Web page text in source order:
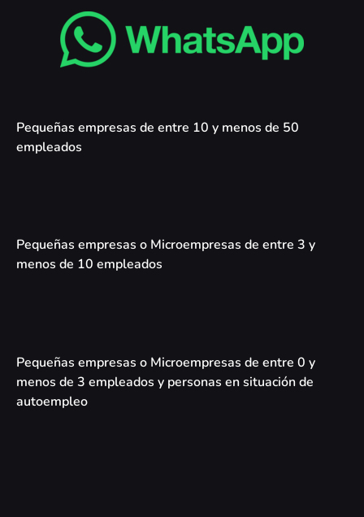
Pequeñas empresas de entre 10 y menos de 50
empleados
Pequeñas empresas o Microempresas de entre 3 y
menos de 10 empleados
Pequeñas empresas o Microempresas de entre 0 y
menos de 3 empleados y personas en situación de
autoempleo